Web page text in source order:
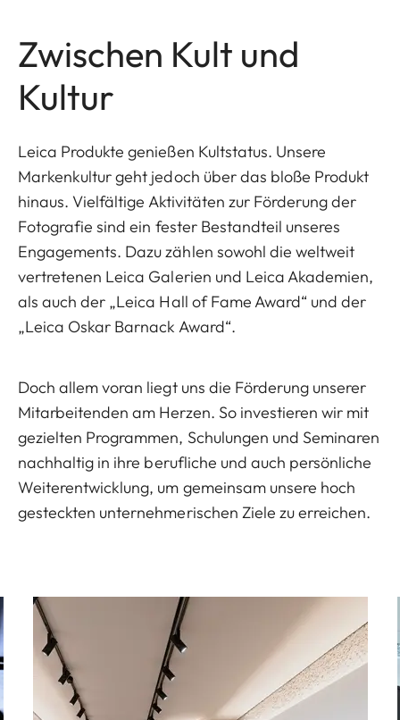
Zwischen Kult und
Kultur
Leica Produkte genießen Kultstatus. Unsere
Markenkultur geht jedoch über das bloße Produkt
hinaus. Vielfältige Aktivitäten zur Förderung der
Fotografie sind ein fester Bestandteil unseres
Engagements. Dazu zählen sowohl die weltweit
vertretenen Leica Galerien und Leica Akademien,
als auch der „Leica Hall of Fame Award“ und der
„Leica Oskar Barnack Award“.
Doch allem voran liegt uns die Förderung unserer
Mitarbeitenden am Herzen. So investieren wir mit
gezielten Programmen, Schulungen und Seminaren
nachhaltig in ihre berufliche und auch persönliche
Weiterentwicklung, um gemeinsam unsere hoch
gesteckten unternehmerischen Ziele zu erreichen.